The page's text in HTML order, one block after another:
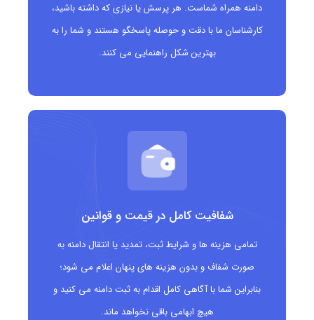
فضای بیشتر برای انتخاب نام های دامنه دلخواه نسبت
به دامنه های عمومی متداول
دامنه .theater مناسب چه کسانی است؟
گروه ها و کمپانی های تئاتری و نمایش
سالن های نمایش و فرهنگسراها
کارگردانان، بازیگران و تولیدکنندگان محتوای نمایشی
برگزارکنندگان رویدادها و جشنواره های تئاتر
رسانه ها و بلاگرهای حوزه هنر و فرهنگ
آموزشگاه ها و مدارس هنرهای نمایشی
دامنه همراه شماست. هر پرسش یا نیازی که داشته باشید،
کارشناسان ما با دقت و حوصله پاسخگو هستند و شما را به
بهترین شکل راهنمایی می کنند.
شفافیت کامل در قیمت و قوانین
تمامی هزینه ها و شرایط ثبت، تمدید یا انتقال دامنه به
صورت شفاف و بدون هزینه های پنهان اعلام می شود؛
بنابراین شما با آگاهی کامل اقدام به ثبت دامنه می کنید و
هیچ ابهامی باقی نخواهد ماند.